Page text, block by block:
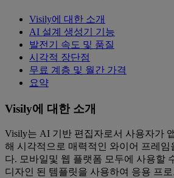
Visily에 대한 소개
AI 설계 생성기 기능
발전기 속도 및 품질
시각적 장단점
무료 계층 및 월간 가격
요약
Visily에 대한 소개
Visily는 AI 기반 편집자로서 사용자가
해 시각적으로 매력적인 와이어 프레임
다. 모바일및 웹 플랫폼 모두에 사용할
디자인 된 템플릿을 사용하여 응용 프